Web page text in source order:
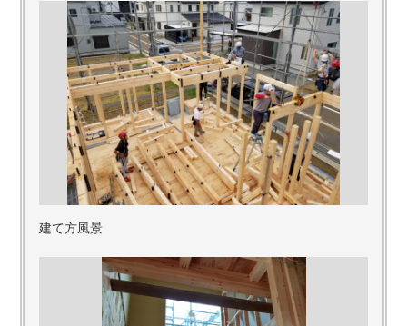
建て方風景